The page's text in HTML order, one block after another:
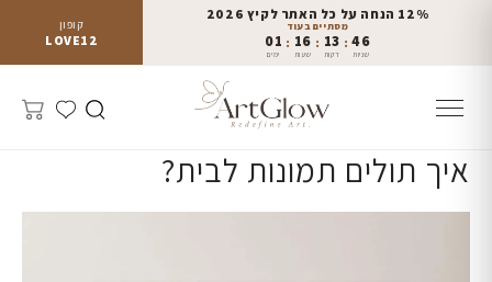
קופון
LOVE12
12% הנחה על כל האתר לקיץ 2026
מסתיים בעוד
01
ימים
: 16
שעות
: 13
דקות
: 46
שניות
איך תולים תמונות לבית?